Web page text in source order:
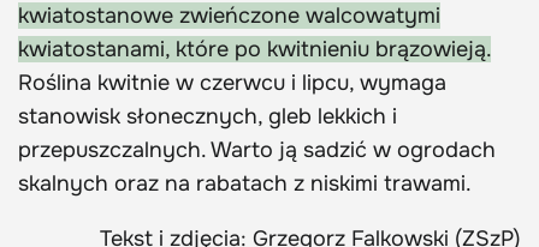
kwiatostanowe zwieńczone walcowatymi
kwiatostanami, które po kwitnieniu brązowieją.
Roślina kwitnie w czerwcu i lipcu, wymaga
stanowisk słonecznych, gleb lekkich i
przepuszczalnych. Warto ją sadzić w ogrodach
skalnych oraz na rabatach z niskimi trawami.
Tekst i zdjęcia: Grzegorz Falkowski (ZSzP)